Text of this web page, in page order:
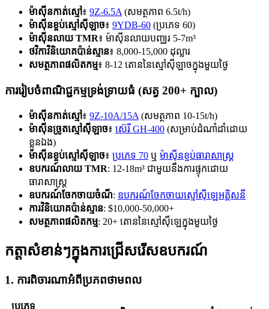
ម៉ាស៊ីនកាត់ស្មៅ៖ 9Z-6.5A (សមត្ថភាព 6.5t/h)
ម៉ាស៊ីនខ្ចប់ស្មៅស៊ីឡាច៖ 9YDB-60 (ប្រភេទ 60)
ម៉ាស៊ីនលាយ TMR៖ ម៉ាស៊ីនលាយបញ្ឈរ 5-7m³
ថវិកាវិនិយោគប៉ាន់ស្មាន៖ 8,000-15,000 ដុល្លារ
សមត្ថភាពផលិតកម្ម៖ 8-12 តោននៃស្មៅស៊ីឡាចក្នុងមួយថ្ងៃ
ការរៀបចំពាណិជ្ជកម្មទ្រង់ទ្រាយធំ (សត្វ 200+ ក្បាល)
ម៉ាស៊ីនកាត់ស្មៅ៖ 9Z-10A/15A (សមត្ថភាព 10-15t/h)
ម៉ាស៊ីនច្រូតស្មៅស៊ីឡាច៖ ស៊េរី GH-400 (សម្រាប់ដំណាំដាំដោយ
ខ្លួនឯង)
ម៉ាស៊ីនខ្ចប់ស្មៅស៊ីឡាច៖ ប្រភេទ 70 ឬ ម៉ាស៊ីនខ្ចប់ធារាសាស្ត្រ
ឧបករណ៍លាយ TMR: 12-18m³ ជាមួយនឹងការផ្ទុកដោយ
ធារាសាស្ត្រ
ឧបករណ៍ចែកចាយចំណី: ឧបករណ៍ចែកចាយស្មៅស៊ីឡេអគ្គិសនី
ការវិនិយោគប៉ាន់ស្មាន: $10,000-50,000+
សមត្ថភាពផលិតកម្ម: 20+ តោននៃស្មៅស៊ីឡេក្នុងមួយថ្ងៃ
កត្តាសំខាន់ៗក្នុងការជ្រើសរើសឧបករណ៍
1. ការពិចារណាអំពីប្រភពថាមពល
ប្រភេទ